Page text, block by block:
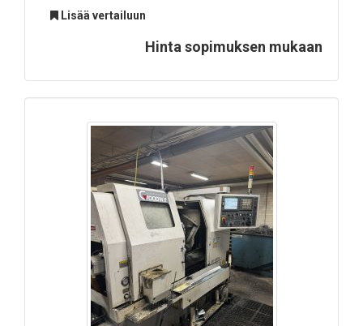
Lisää vertailuun
Hinta sopimuksen mukaan